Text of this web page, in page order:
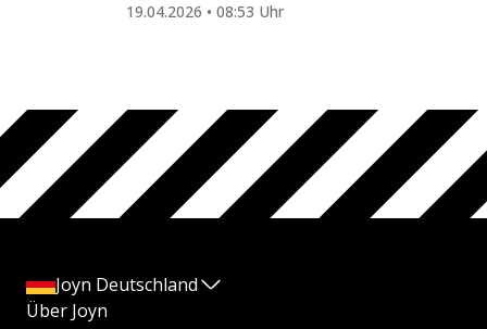
19.04.2026 • 08:53 Uhr
Joyn Deutschland
Über Joyn